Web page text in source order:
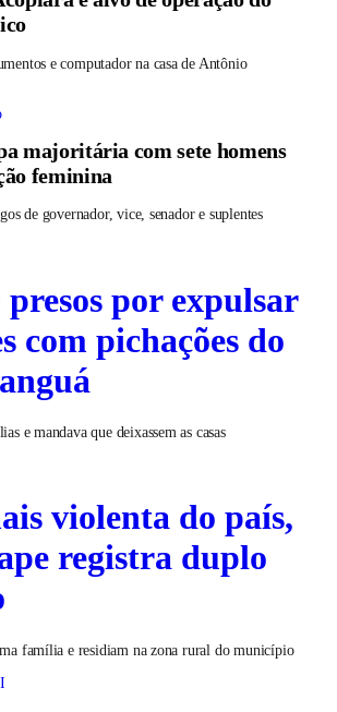
e computador na casa de Antônio
majoritária com sete homens
feminina
de governador, vice, senador e suplentes
presos por expulsar
com pichações do
e mandava que deixassem as casas
violenta do país,
registra duplo
família e residiam na zona rural do município